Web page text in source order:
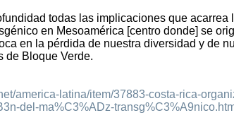
todas las implicaciones que
en Mesoamérica [centro donde] se
en la pérdida de nuestra diversidad y de
de Bloque Verde.
america-latina/item/37883-costa-rica-
del-ma%C3%ADz-